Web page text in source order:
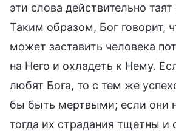
эти слова действительно
Таким образом, Бог говорит,
может заставить человека
на Него и охладеть к Нему.
любят Бога, то с тем же
бы быть мертвыми; если они
тогда их страдания тщетны и